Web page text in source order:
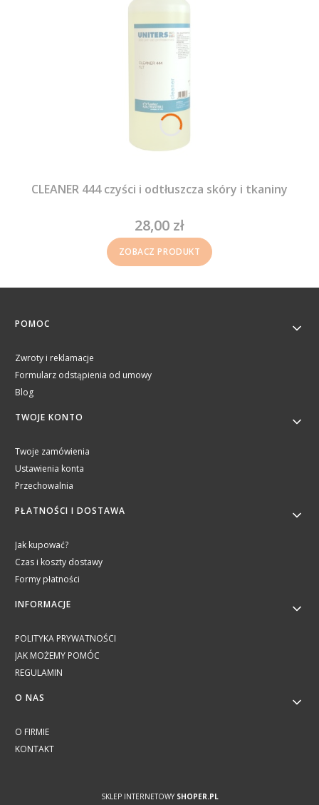
CLEANER 444 czyści i odtłuszcza skóry i tkaniny
Cena
28,00 zł
ZOBACZ PRODUKT
Linki w stopce
POMOC
Zwroty i reklamacje
Formularz odstąpienia od umowy
Blog
TWOJE KONTO
Twoje zamówienia
Ustawienia konta
Przechowalnia
PŁATNOŚCI I DOSTAWA
Jak kupować?
Czas i koszty dostawy
Formy płatności
INFORMACJE
POLITYKA PRYWATNOŚCI
JAK MOŻEMY POMÓC
REGULAMIN
O NAS
O FIRMIE
KONTAKT
SKLEP INTERNETOWY SHOPER.PL